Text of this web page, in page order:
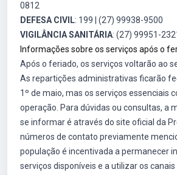
0812
DEFESA CIVIL: 199 | (27) 99938-9500
VIGILÂNCIA SANITÁRIA: (27) 99951-
Informações sobre os serviços após o
Após o feriado, os serviços voltarão ao
As repartições administrativas ficarão
1º de maio, mas os serviços essenciais
operação. Para dúvidas ou consultas, a
se informar é através do site oficial da
números de contato previamente
população é incentivada a permanecer
serviços disponíveis e a utilizar os